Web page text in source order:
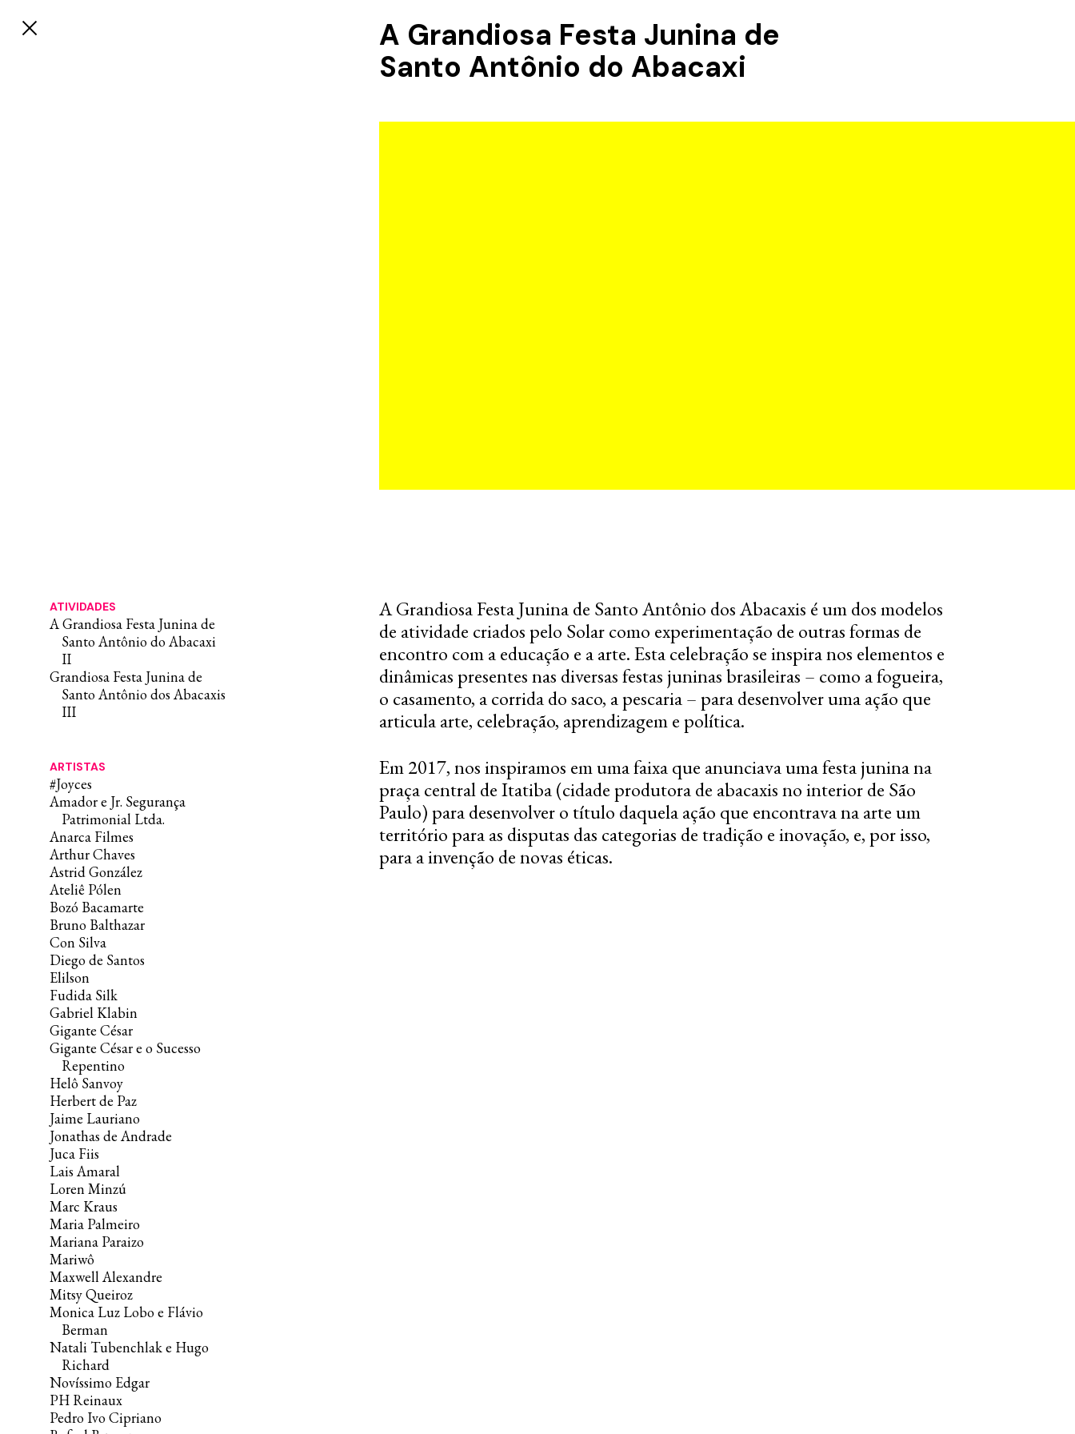
A Grandiosa Festa Junina de
Santo Antônio do Abacaxi
ATIVIDADES
A Grandiosa Festa Junina de
Santo Antônio do Abacaxi
II
Grandiosa Festa Junina de
Santo Antônio dos Abacaxis
III
ARTISTAS
#Joyces
Amador e Jr. Segurança
Patrimonial Ltda.
Anarca Filmes
Arthur Chaves
Astrid González
Ateliê Pólen
Bozó Bacamarte
Bruno Balthazar
Con Silva
Diego de Santos
Elilson
Fudida Silk
Gabriel Klabin
Gigante César
Gigante César e o Sucesso
Repentino
Helô Sanvoy
Herbert de Paz
Jaime Lauriano
Jonathas de Andrade
Juca Fiis
Lais Amaral
Loren Minzú
Marc Kraus
Maria Palmeiro
Mariana Paraizo
Mariwô
Maxwell Alexandre
Mitsy Queiroz
Monica Luz Lobo e Flávio
Berman
Natali Tubenchlak e Hugo
Richard
Novíssimo Edgar
PH Reinaux
Pedro Ivo Cipriano
A Grandiosa Festa Junina de Santo Antônio dos Abacaxis é um dos modelos
de atividade criados pelo Solar como experimentação de outras formas de
encontro com a educação e a arte. Esta celebração se inspira nos elementos e
dinâmicas presentes nas diversas festas juninas brasileiras – como a fogueira,
o casamento, a corrida do saco, a pescaria – para desenvolver uma ação que
articula arte, celebração, aprendizagem e política.
Em 2017, nos inspiramos em uma faixa que anunciava uma festa junina na
praça central de Itatiba (cidade produtora de abacaxis no interior de São
Paulo) para desenvolver o título daquela ação que encontrava na arte um
território para as disputas das categorias de tradição e inovação, e, por isso,
para a invenção de novas éticas.